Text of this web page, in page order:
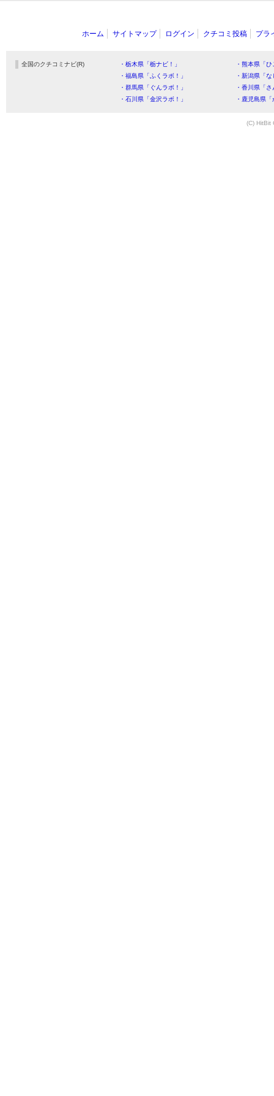
ホーム サイトマップ ログイン クチコミ投稿 プラ
全国のクチコミナビ(R) ・栃木県「栃ナビ！」
・熊本県「
・福島県「ふくラボ！」
・新潟県「
・群馬県「ぐんラボ！」
・香川県「
・石川県「金沢ラボ！」
・鹿児島県
(C) HitBit